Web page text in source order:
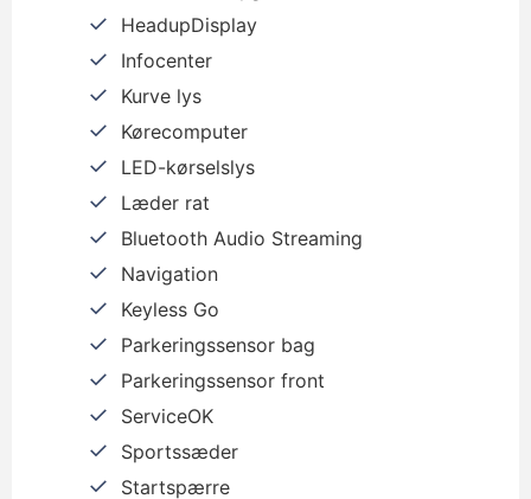
HeadupDisplay
Infocenter
Kurve lys
Kørecomputer
LED-kørselslys
Læder rat
Bluetooth Audio Streaming
Navigation
Keyless Go
Parkeringssensor bag
Parkeringssensor front
ServiceOK
Sportssæder
Startspærre